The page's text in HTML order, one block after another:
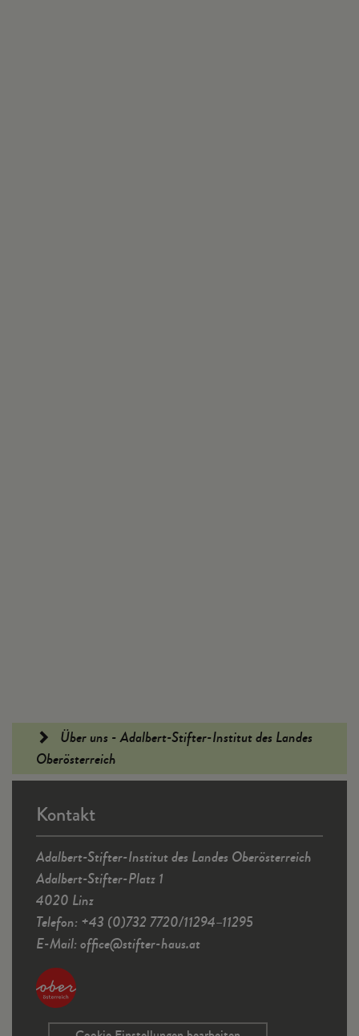
Fußleiste
Über uns - Adalbert-Stifter-Institut des Landes
Oberösterreich
Kontakt
Adalbert-Stifter-Institut des Landes Oberösterreich
Adalbert-Stifter-Platz 1
4020 Linz
Telefon: +43 (0)732 7720/11294–11295
E-Mail:office@stifter-haus.at